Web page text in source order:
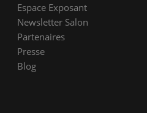
Espace Exposant
Newsletter Salon
Partenaires
Presse
Blog